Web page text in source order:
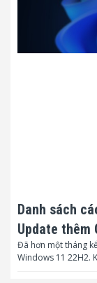
Danh sách
Update thêm
Đã hơn một tháng
Windows 11 22H2.